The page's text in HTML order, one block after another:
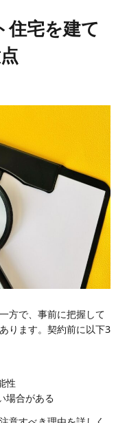
住宅を建て
方で、事前に把握して
ります。契約前に以下3
性
場合がある